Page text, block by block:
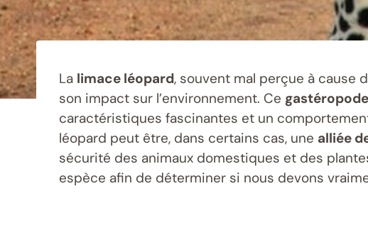
La limace léopard, souvent mal perçue à cause
son impact sur l’environnement. Ce gastéropode
caractéristiques fascinantes et un
léopard peut être, dans certains cas, une alliée
sécurité des animaux domestiques et des
espèce afin de déterminer si nous devons